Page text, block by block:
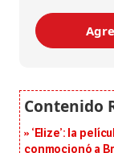
‘Elize’: la
conmocionó a